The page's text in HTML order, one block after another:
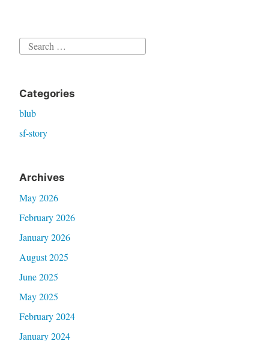
Search
Categories
blub
sf-story
Archives
May 2026
February 2026
January 2026
August 2025
June 2025
May 2025
February 2024
January 2024